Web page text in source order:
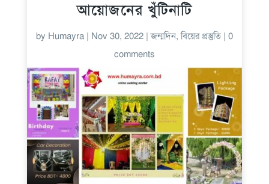
আয়োজনের খুঁটিনাটি
by Humayra| Nov 30, 2022|জন্মদিন,বিয়ের প্রস্তুতি| 0
comments